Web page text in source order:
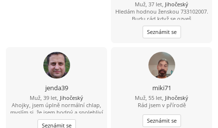
Muž, 37 let, Jihočeský
Hledám hodnou ženskou 733102007.
Budu rád když se ozveš
Seznámit se
jenda39
Muž, 39 let, Jihočeský
Ahojky, jsem úplně normální chlap,
myslím si, že jsem hodný a spolehliví
a že nezkazím žádnou srandu.
Seznámit se
miki71
Muž, 55 let, Jihočeský
Rád jsem v přírodě
Seznámit se